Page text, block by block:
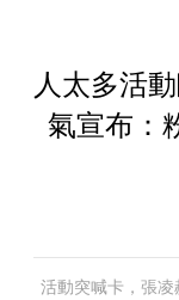
人太多活
氣宣布：
活動突喊卡，張